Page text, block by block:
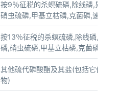
按9％征税的杀螟硫磷,除线磷,异氯
硝虫硫磷,甲基立枯磷,克菌磷,速杀硫
按13％征税的杀螟硫磷,除线磷,异氯
磷,硝虫硫磷,甲基立枯磷,克菌磷,速
其他硫代磷酸酯及其盐(包括它们的
物)